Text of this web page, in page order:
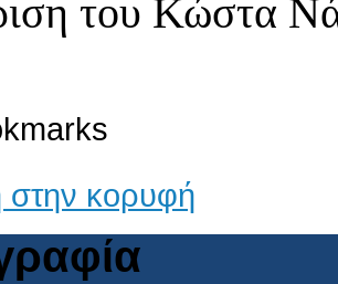
του Κώστα
στην κορυφή